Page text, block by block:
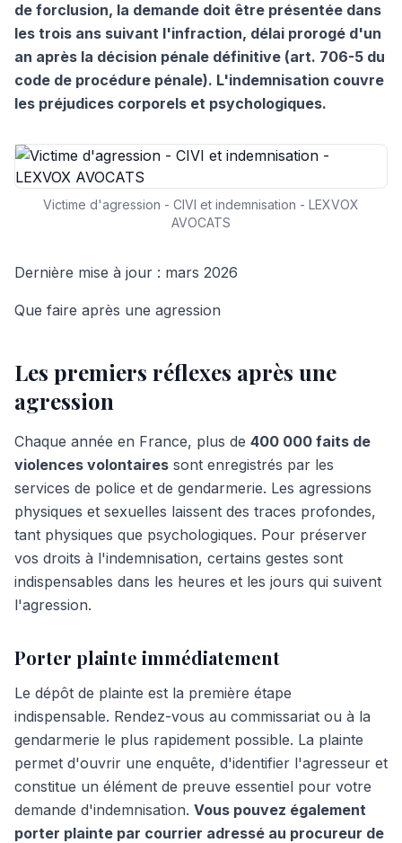
de forclusion, la demande doit être présentée dans
les trois ans suivant l'infraction, délai prorogé d'un
an après la décision pénale définitive (art. 706-5 du
code de procédure pénale). L'indemnisation couvre
les préjudices corporels et psychologiques.
Victime d'agression - CIVI et indemnisation - LEXVOX
AVOCATS
Dernière mise à jour : mars 2026
Que faire après une agression
Les premiers réflexes après une
agression
Chaque année en France, plus de 400 000 faits de
violences volontaires sont enregistrés par les
services de police et de gendarmerie. Les agressions
physiques et sexuelles laissent des traces profondes,
tant physiques que psychologiques. Pour préserver
vos droits à l'indemnisation, certains gestes sont
indispensables dans les heures et les jours qui suivent
l'agression.
Porter plainte immédiatement
Le dépôt de plainte est la première étape
indispensable. Rendez-vous au commissariat ou à la
gendarmerie le plus rapidement possible. La plainte
permet d'ouvrir une enquête, d'identifier l'agresseur et
constitue un élément de preuve essentiel pour votre
demande d'indemnisation. Vous pouvez également
porter plainte par courrier adressé au procureur de